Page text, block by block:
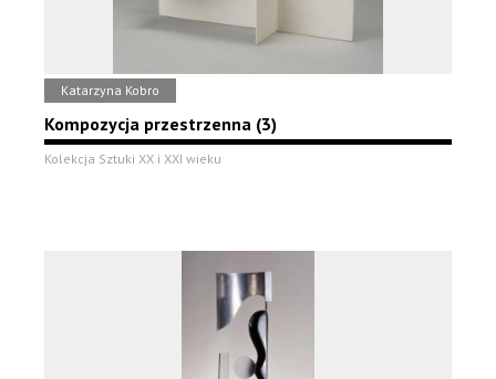
Katarzyna Kobro
Kompozycja przestrzenna (3)
Kolekcja Sztuki XX i XXI wieku